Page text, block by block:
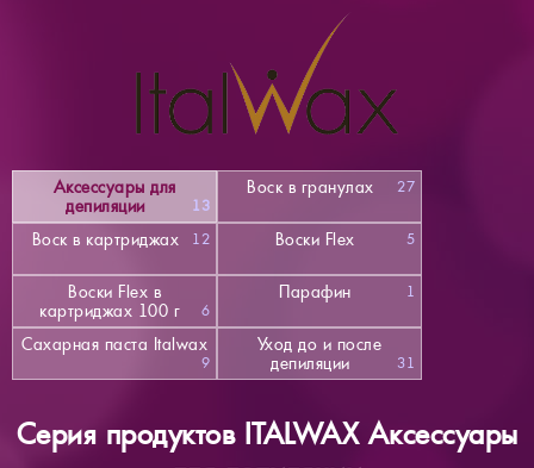
Аксессуары для
депиляции
13
Воск в гранулах 27
Воск в картриджах 12 Воски Flex 5
Воски Flex в
картриджах 100 г
6
Парафин 1
Сахарная паста Italwax
9
Уход до и после
депиляции
31
Серия продуктов ITALWAX Аксессуары